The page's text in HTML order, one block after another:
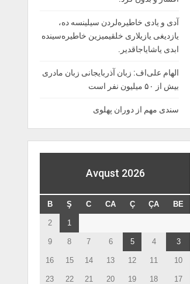
آدی و یادی خاطیره‌لردن سیلینسه ده،
یازدیغی یازیلاری خلقیمیزین خاطیره‌سینده
ابدی یاشایاجاقدیر.
الهام علی‌اف: زبان آذربایجانی زبان مادری
بیش از ۵۰ میلیون نفر است
سندی مهم از دوران پهلوی
Avqust 2026
BE
ÇA
Ç
CA
C
Ş
B
1
2
3
4
5
6
7
8
9
10
11
12
13
14
15
16
17
18
19
20
21
22
23